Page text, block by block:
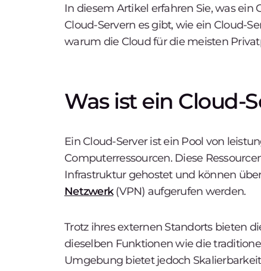
In diesem Artikel erfahren Sie, was ein
Cloud-Servern es gibt, wie ein Cloud-
warum die Cloud für die meisten
Was ist ein Cloud-
Ein Cloud-Server ist ein Pool von
Computerressourcen. Diese
Infrastruktur gehostet und können
Netzwerk(VPN) aufgerufen werden.
Trotz ihres externen Standorts bieten
dieselben Funktionen wie die
Umgebung bietet jedoch